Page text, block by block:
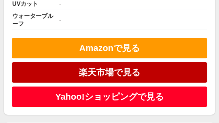
UVカット
-
ウォータープル
ーフ
-
Amazonで見る
楽天市場で見る
Yahoo!ショッピングで見る